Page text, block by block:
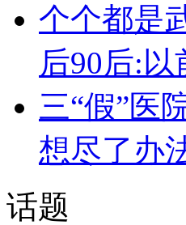
个个都是
后90后:
三“假”医
想尽了办
话题